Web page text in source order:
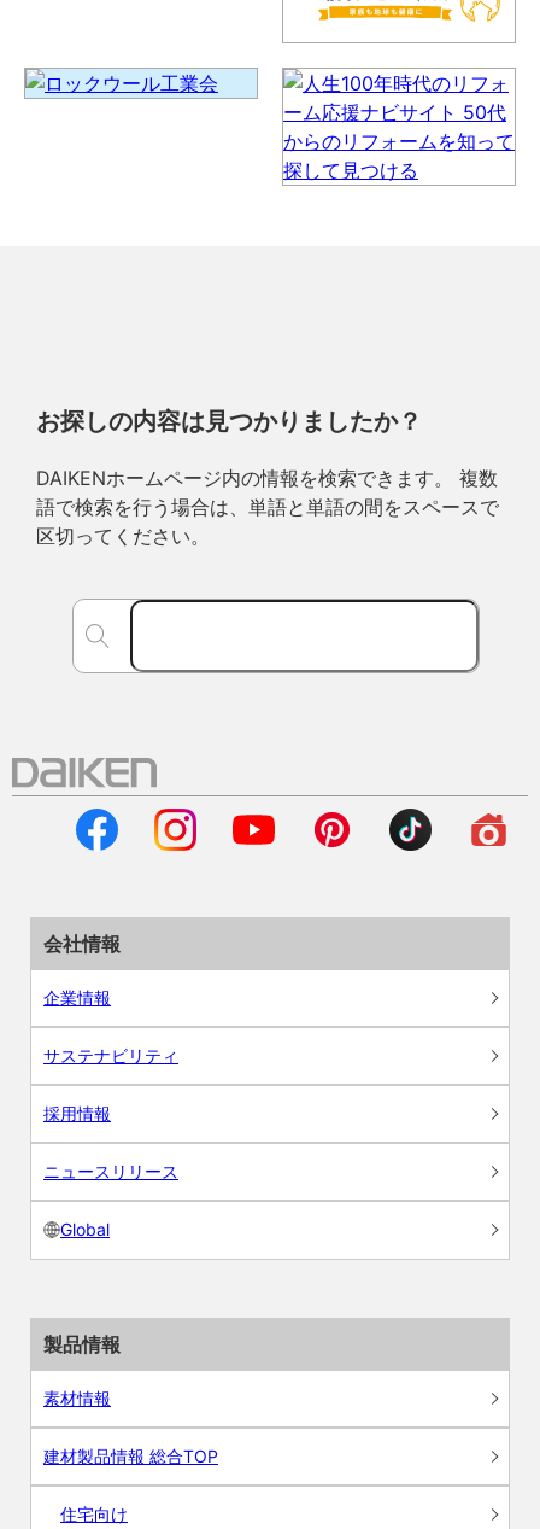
お探しの内容は見つかりましたか？
DAIKENホームページ内の情報を検索できます。 複数
語で検索を行う場合は、単語と単語の間をスペースで
区切ってください。
会社情報
企業情報
サステナビリティ
採用情報
ニュースリリース
Global
製品情報
素材情報
建材製品情報 総合TOP
住宅向け